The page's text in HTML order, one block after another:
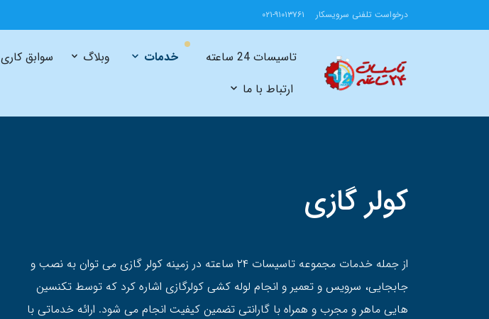
درخواست تلفنی سرویسکار ۰۲۱-۹۱۰۱۳۷۶۱
تاسیسات 24 ساعته خدمات وبلاگ سوابق کاری
ارتباط با ما
کولر گازی
از جمله خدمات مجموعه تاسیسات ۲۴ ساعته در زمینه کولر گازی می توان به نصب و
جابجایی، سرویس و تعمیر و انجام لوله کشی کولرگازی اشاره کرد که توسط تکنسین
هایی ماهر و مجرب و همراه با گارانتی تضمین کیفیت انجام می شود. ارائه خدماتی با